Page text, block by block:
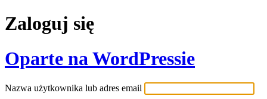
Zaloguj się
Oparte na WordPressie
Nazwa użytkownika lub adres email